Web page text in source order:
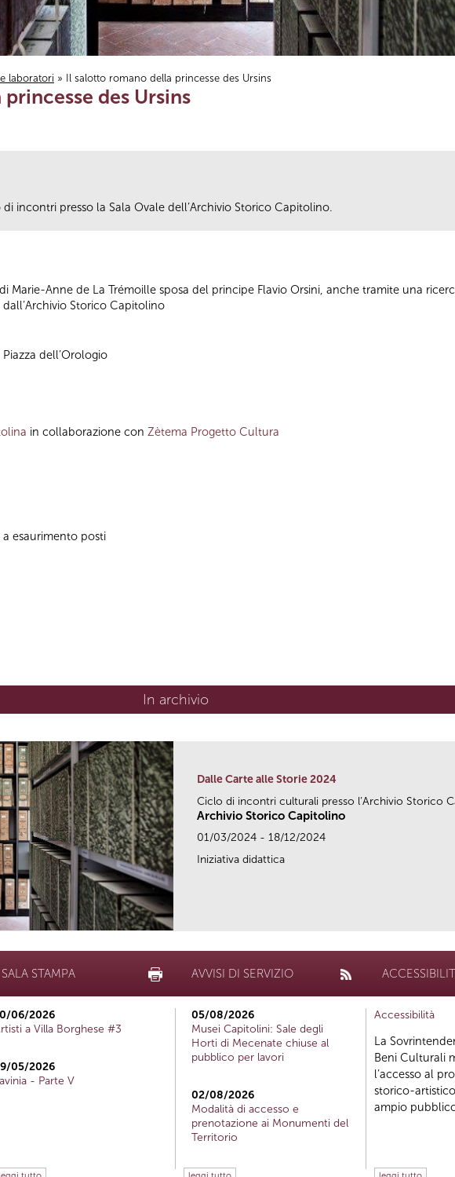
laboratori » Il salotto romano della princesse des Ursins
des Ursins
incontri presso la Sala Ovale dell’Archivio Storico Capitolino.
Marie-Anne de La Trémoille sposa del principe Flavio Orsini, anche tramite una
Storico Capitolino
dell’Orologio
in collaborazione con Zètema Progetto Cultura
esaurimento posti
In archivio
Dalle Carte alle Storie 2024
Ciclo di incontri culturali presso l’Archivio Storico
Archivio Storico Capitolino
01/03/2024 - 18/12/2024
Iniziativa didattica
SALA STAMPA
06/2026
a Villa Borghese #3
05/2026
- Parte V
AVVISI DI SERVIZIO
05/08/2026
Musei Capitolini: Sale degli
Horti di Mecenate chiuse al
pubblico per lavori
02/08/2026
Modalità di accesso e
prenotazione ai Monumenti del
Territorio
Accessibilità
La
Beni Culturali
l’accesso al
storico-
ampio